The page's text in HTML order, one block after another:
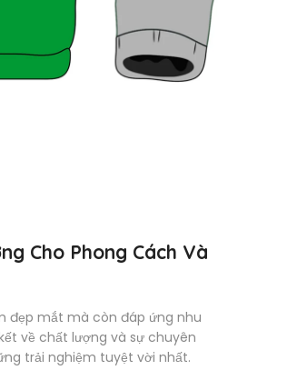
Cho Phong Cách Và
đẹp mắt mà còn đáp ứng nhu
về chất lượng và sự chuyên
trải nghiệm tuyệt vời nhất.